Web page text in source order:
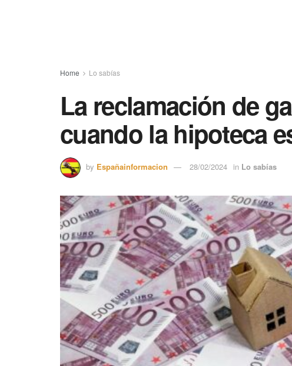
Home Lo sabías
La reclamación de
cuando la hipoteca
by Españainformacion 28/02/2024 in Lo sabías